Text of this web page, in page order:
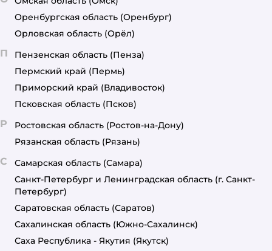
Оренбургская область (Оренбург)
Орловская область (Орёл)
П Пензенская область (Пенза)
Пермский край (Пермь)
Приморский край (Владивосток)
Псковская область (Псков)
Р Ростовская область (Ростов-на-Дону)
Рязанская область (Рязань)
С Самарская область (Самара)
Санкт-Петербург и Ленинградская область (г. Санкт-
Петербург)
Саратовская область (Саратов)
Сахалинская область (Южно-Сахалинск)
Саха Республика - Якутия (Якутск)